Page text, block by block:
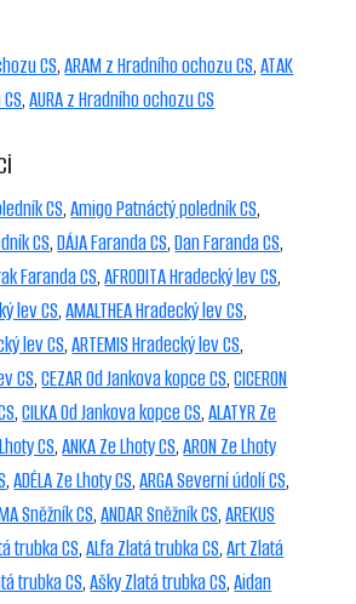
CS,ARAM z Hradního ochozu CS,ATAK
,AURA z Hradního ochozu CS
CS,Amigo Patnáctý poledník CS,
CS,DÁJA Faranda CS,Dan Faranda CS,
Faranda CS,AFRODITA Hradecký lev CS,
lev CS,AMALTHEA Hradecký lev CS,
lev CS,ARTEMIS Hradecký lev CS,
CS,CEZAR Od Jankova kopce CS,CICERON
,CILKA Od Jankova kopce CS,ALATYR Ze
CS,ANKA Ze Lhoty CS,ARON Ze Lhoty
,ADÉLA Ze Lhoty CS,ARGA Severní údolí CS,
Sněžník CS,ANDAR Sněžník CS,AREKUS
trubka CS,ALfa Zlatá trubka CS,Art Zlatá
trubka CS,Ašky Zlatá trubka CS,Aidan